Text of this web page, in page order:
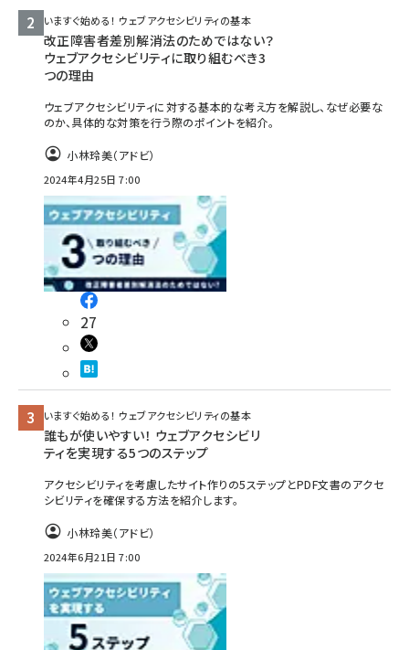
いますぐ始める！ ウェブアクセシビリティの基本
改正障害者差別解消法のためではない？
ウェブアクセシビリティに取り組むべき3
つの理由
ウェブアクセシビリティに対する基本的な考え方を解説し、なぜ必要な
のか、具体的な対策を行う際のポイントを紹介。
小林玲美（アドビ）
2024年4月25日 7:00
27
いますぐ始める！ ウェブアクセシビリティの基本
誰もが使いやすい！ ウェブアクセシビリ
ティを実現する5つのステップ
アクセシビリティを考慮したサイト作りの5ステップとPDF文書のアクセ
シビリティを確保する方法を紹介します。
小林玲美（アドビ）
2024年6月21日 7:00